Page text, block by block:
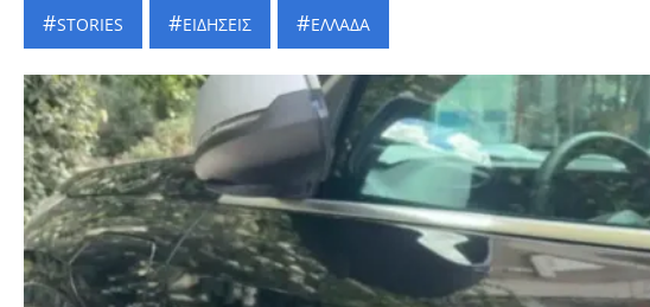
STORIES ΕΙΔΗΣΕΙΣ ΕΛΛΑΔΑ